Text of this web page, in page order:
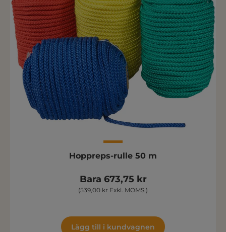
Hoppreps-rulle 50 m
Bara 673,75 kr
(539,00 kr Exkl. MOMS )
Lägg till i kundvagnen